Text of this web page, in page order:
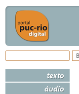
texto
áudio